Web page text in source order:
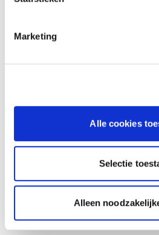
Marketing
Alle cookies
Selectie
Alleen